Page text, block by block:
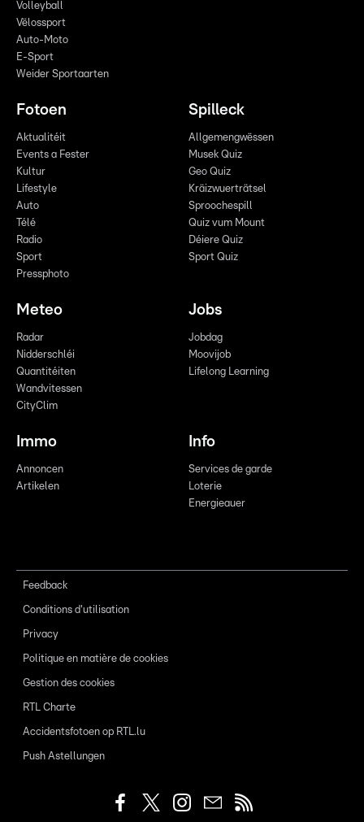
Volleyball
Vëlossport
Auto-Moto
E-Sport
Weider Sportaarten
Fotoen
Aktualitéit
Events a Fester
Kultur
Lifestyle
Auto
Télé
Radio
Sport
Pressphoto
Spilleck
Allgemengwëssen
Musek Quiz
Geo Quiz
Kräizwuerträtsel
Sproochespill
Quiz vum Mount
Déiere Quiz
Sport Quiz
Meteo
Radar
Nidderschléi
Quantitéiten
Wandvitessen
CityClim
Jobs
Jobdag
Moovijob
Lifelong Learning
Immo
Annoncen
Artikelen
Info
Services de garde
Loterie
Energieauer
Feedback
Conditions d'utilisation
Privacy
Politique en matière de cookies
Gestion des cookies
RTL Charte
Accidentsfotoen op RTL.lu
Push Astellungen